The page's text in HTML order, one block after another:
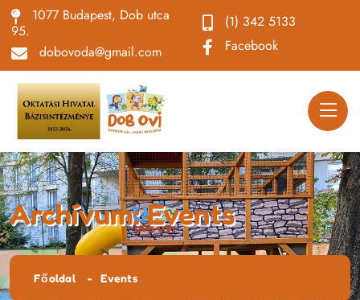
1077 Budapest, Dob utca
95.
dobovoda@gmail.com
(1) 342 5133
Facebook
Archívum:Events
Főoldal Events